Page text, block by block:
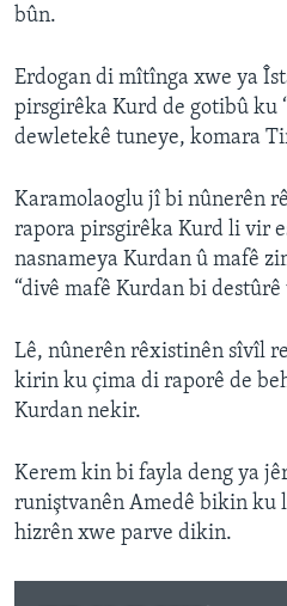
bûn.
Erdogan di mîtînga xwe ya
pirsgirêka Kurd de gotibû ku
dewletekê tuneye, komara
Karamolaoglu jî bi nûnerên
rapora pirsgirêka Kurd li vir
nasnameya Kurdan û mafê
“divê mafê Kurdan bi
Lê, nûnerên rêxistinên sîvîl
kirin ku çima di raporê de
Kurdan nekir.
Kerem kin bi fayla deng ya
runiştvanên Amedê bikin ku
hizrên xwe parve dikin.